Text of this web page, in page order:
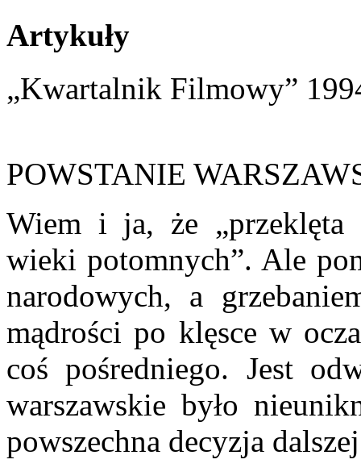
Artykuły
„Kwartalnik Filmowy”
POWSTANIE
Wiem i ja, że „przeklęta
wieki potomnych”. Ale
narodowych, a
mądrości po klęsce w
coś pośredniego. Jest
warszawskie było
powszechna decyzja